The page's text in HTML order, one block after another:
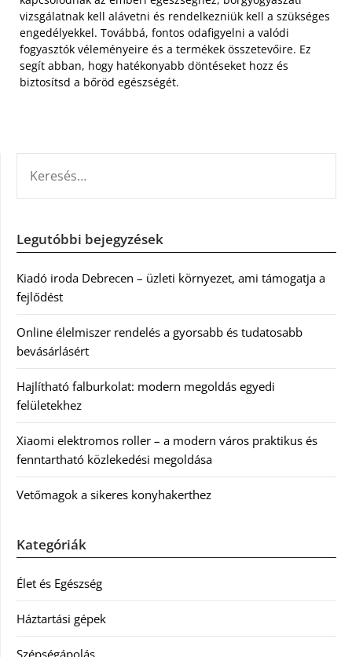
vizsgálatnak kell alávetni és rendelkezniük kell a szükséges
engedélyekkel. Továbbá, fontos odafigyelni a valódi
fogyasztók véleményeire és a termékek összetevőire. Ez
segít abban, hogy hatékonyabb döntéseket hozz és
biztosítsd a bőröd egészségét.
Legutóbbi bejegyzések
Kiadó iroda Debrecen – üzleti környezet, ami támogatja a
fejlődést
Online élelmiszer rendelés a gyorsabb és tudatosabb
bevásárlásért
Hajlítható falburkolat: modern megoldás egyedi
felületekhez
Xiaomi elektromos roller – a modern város praktikus és
fenntartható közlekedési megoldása
Vetőmagok a sikeres konyhakerthez
Kategóriák
Élet és Egészség
Háztartási gépek
Szépségápolás